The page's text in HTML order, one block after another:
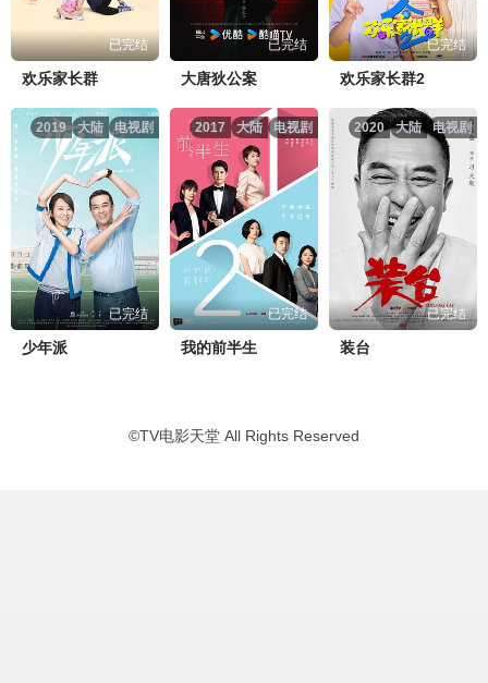
已完结
欢乐家长群
已完结
大唐狄公案
已完结
欢乐家长群2
电视剧
大陆
2019
已完结
少年派
电视剧
大陆
2017
已完结
我的前半生
电视剧
大陆
2020
已完结
装台
©TV电影天堂 All Rights Reserved